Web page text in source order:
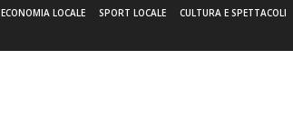
ECONOMIA LOCALE SPORT LOCALE CULTURA E SPETTACOLI